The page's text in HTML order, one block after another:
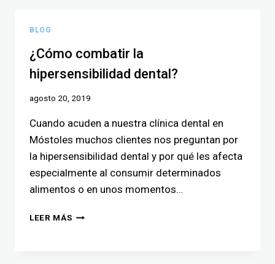
BLOG
¿Cómo combatir la
hipersensibilidad dental?
agosto 20, 2019
Cuando acuden a nuestra clínica dental en
Móstoles muchos clientes nos preguntan por
la hipersensibilidad dental y por qué les afecta
especialmente al consumir determinados
alimentos o en unos momentos…
LEER MÁS